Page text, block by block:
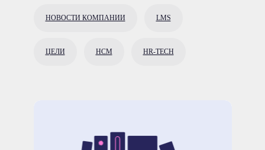
НОВОСТИ КОМПАНИИ LMS
ЦЕЛИ HCM HR-TECH